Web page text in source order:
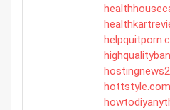
hottstyle.com